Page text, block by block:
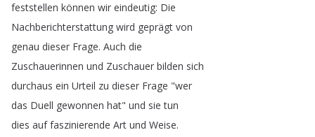
feststellen können wir eindeutig: Die
Nachberichterstattung wird geprägt von
genau dieser Frage. Auch die
Zuschauerinnen und Zuschauer bilden sich
durchaus ein Urteil zu dieser Frage "wer
das Duell gewonnen hat" und sie tun
dies auf faszinierende Art und Weise.